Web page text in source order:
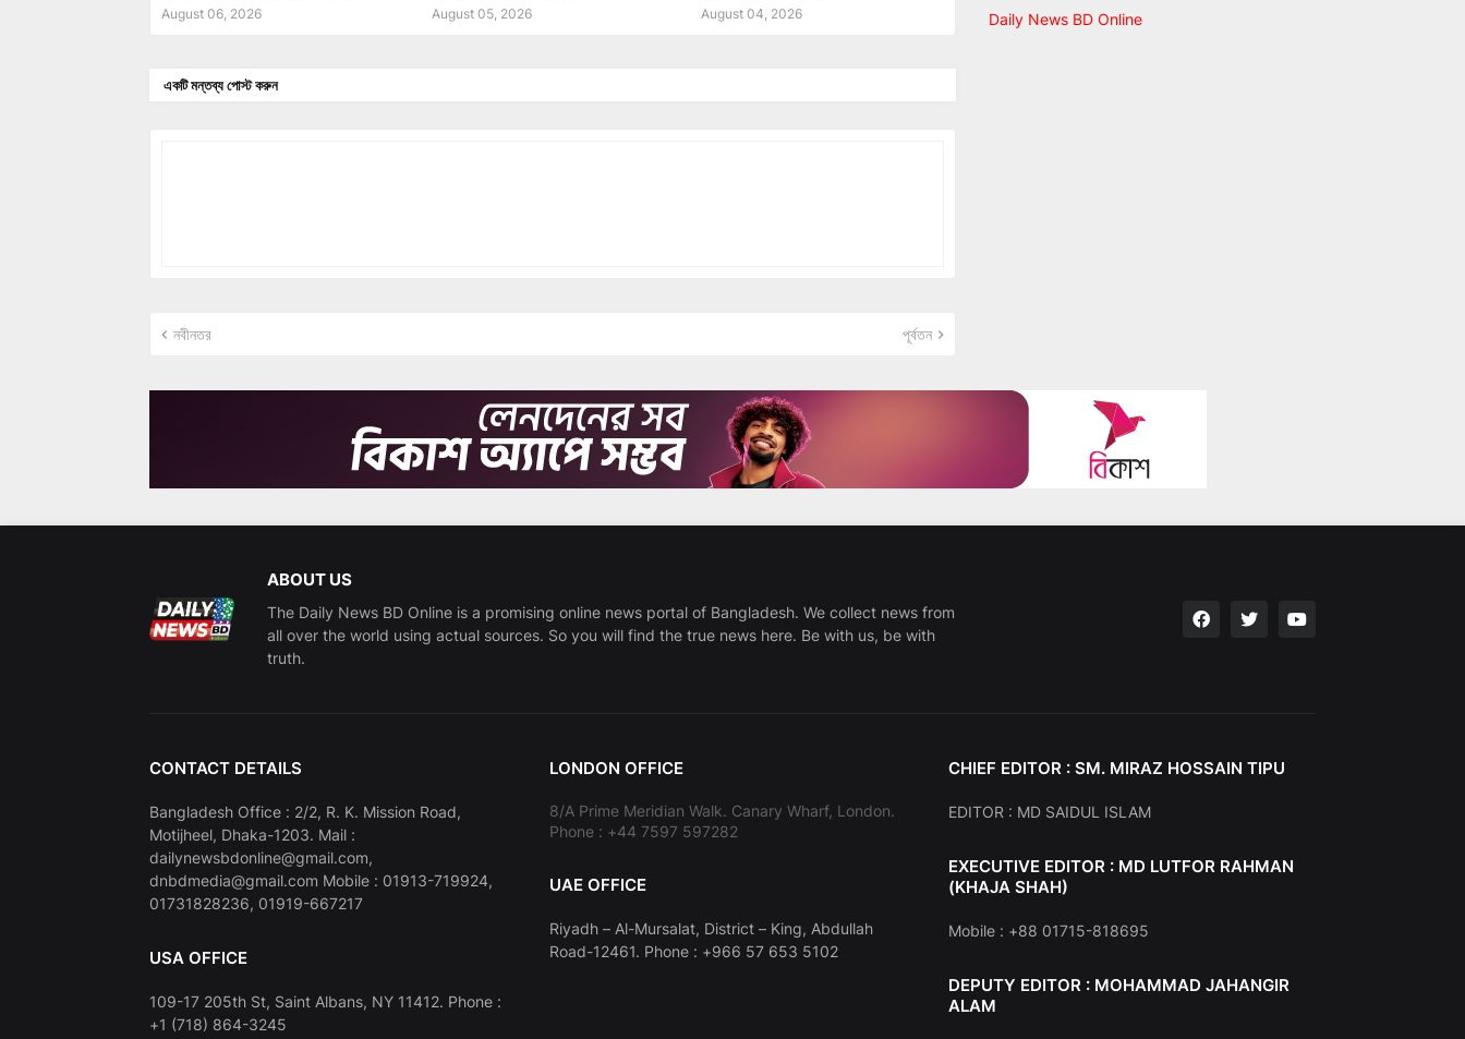
August 06, 2026 August 05, 2026 August 04, 2026
একটি মন্তব্য পোস্ট করুন
নবীনতর পূর্বতন
Daily News BD Online
ABOUT US
The Daily News BD Online is a promising online news portal of Bangladesh. We collect news from
all over the world using actual sources. So you will find the true news here. Be with us, be with
truth.
CONTACT DETAILS
Bangladesh Office : 2/2, R. K. Mission Road,
Motijheel, Dhaka-1203. Mail :
dailynewsbdonline@gmail.com,
dnbdmedia@gmail.com Mobile : 01913-719924,
01731828236, 01919-667217
USA OFFICE
109-17 205th St, Saint Albans, NY 11412. Phone :
+1 (718) 864-3245
LONDON OFFICE
8/A Prime Meridian Walk. Canary Wharf, London.
Phone : +44 7597 597282
UAE OFFICE
Riyadh – Al-Mursalat, District – King, Abdullah
Road-12461. Phone : +966 57 653 5102
CHIEF EDITOR : SM. MIRAZ HOSSAIN TIPU
EDITOR : MD SAIDUL ISLAM
EXECUTIVE EDITOR : MD LUTFOR RAHMAN
(KHAJA SHAH)
Mobile : +88 01715-818695
DEPUTY EDITOR : MOHAMMAD JAHANGIR
ALAM